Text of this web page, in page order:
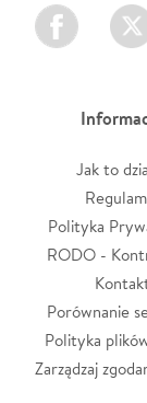
Facebook
Jak to
Polityka
RODO -
Porównanie
Polityka
Zarządzaj